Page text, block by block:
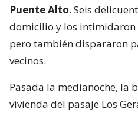
Puente Alto. Seis
domicilio y los intimidaron
pero también dispararon
vecinos.
Pasada la medianoche, la
vivienda del pasaje Los